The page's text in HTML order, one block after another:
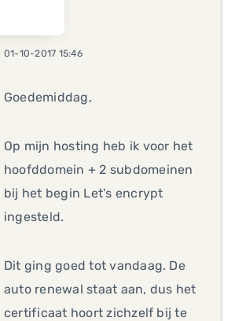
01-10-2017 15:46
Goedemiddag,
Op mijn hosting heb ik voor het
hoofddomein + 2 subdomeinen
bij het begin Let's encrypt
ingesteld.
Dit ging goed tot vandaag. De
auto renewal staat aan, dus het
certificaat hoort zichzelf bij te